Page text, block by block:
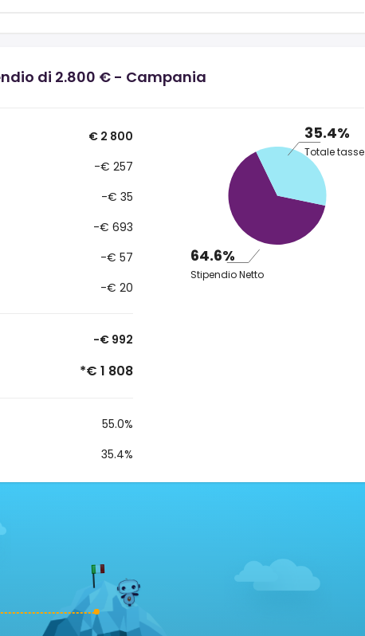
di 2.800 € - Campania
€ 2 800
-€ 257
-€ 35
-€ 693
-€ 57
-€ 20
-€ 992
*€ 1 808
55.0%
35.4%
35.4%
Totale tasse
64.6%
Stipendio Netto